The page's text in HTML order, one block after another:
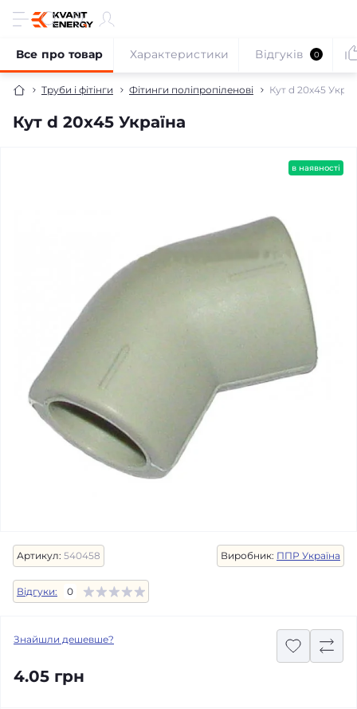
Труби і фітінги Фітинги поліпропіленові Кут d 20х45
Кут d 20х45 Україна
Все про товар Характеристики Відгуків 0
в наявності
Артикул: 540458 Виробник: ППР Україна
Відгуки: 0
Знайшли дешевше?
4.05 грн